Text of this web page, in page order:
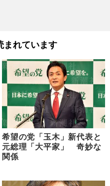
まれています
希望の党「玉木」新代表と
元総理「大平家」 奇妙な
関係